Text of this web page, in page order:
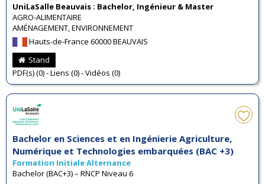
UniLaSalle Beauvais : Bachelor, Ingénieur & Master
AGRO-ALIMENTAIRE
AMÉNAGEMENT, ENVIRONNEMENT
Hauts-de-France 60000 BEAUVAIS
Stand
PDF(s) (0) - Liens (0) - Vidéos (0)
Bachelor en Sciences et en Ingénierie Agriculture,
Numérique et Technologies embarquées (BAC +3)
Formation Initiale Alternance
Bachelor (BAC+3) – RNCP Niveau 6